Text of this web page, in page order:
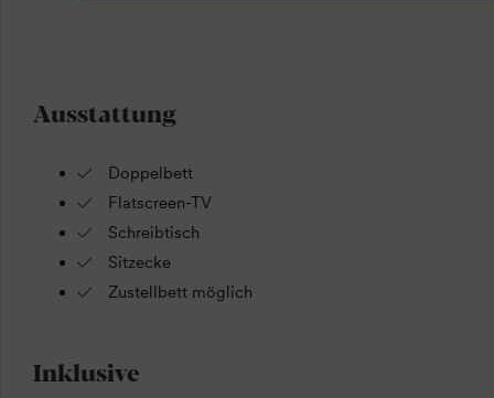
Ausstattung
Doppelbett
Flatscreen-TV
Schreibtisch
Sitzecke
Zustellbett möglich
Inklusive